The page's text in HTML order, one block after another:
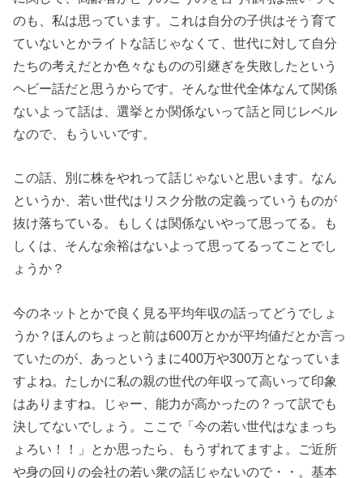
のも、私は思っています。これは自分の子供はそう育て
ていないとかライトな話じゃなくて、世代に対して自分
たちの考えだとか色々なものの引継ぎを失敗したという
ヘビー話だと思うからです。そんな世代全体なんて関係
ないよって話は、選挙とか関係ないって話と同じレベル
なので、もういいです。
この話、別に株をやれって話じゃないと思います。なん
というか、若い世代はリスク分散の定義っていうものが
抜け落ちている。もしくは関係ないやって思ってる。も
しくは、そんな余裕はないよって思ってるってことでし
ょうか？
今のネットとかで良く見る平均年収の話ってどうでしょ
うか？ほんのちょっと前は600万とかが平均値だとか言っ
ていたのが、あっというまに400万や300万となっていま
すよね。たしかに私の親の世代の年収って高いって印象
はありますね。じゃー、能力が高かったの？って訳でも
決してないでしょう。ここで「今の若い世代はなまっち
ょろい！！」とか思ったら、もうずれてますよ。ご近所
や身の回りの会社の若い衆の話じゃないので・・。基本